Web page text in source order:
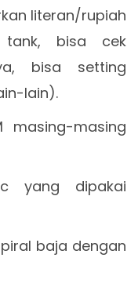
literan/rupiah
bisa cek
bisa setting
lain).
masing-masing
yang dipakai
baja dengan